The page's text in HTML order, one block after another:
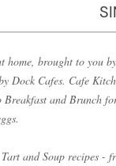
home, brought to you
Dock Cafes. Cafe
and Brunch
and Soup recipes -